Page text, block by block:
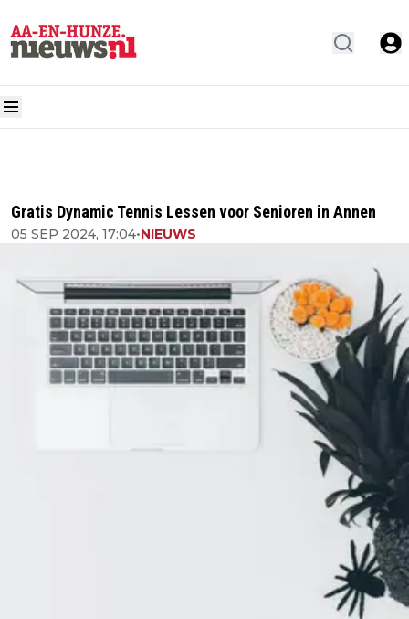
Gratis Dynamic Tennis Lessen voor Senioren in Annen
05 SEP 2024, 17:04•NIEUWS